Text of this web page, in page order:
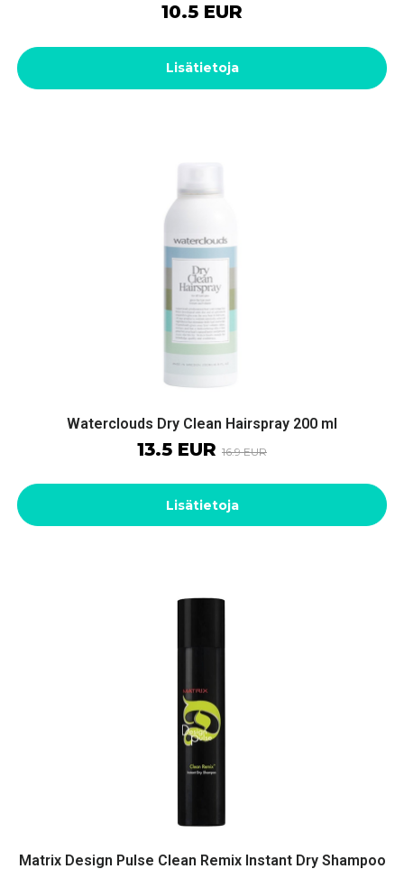
10.5 EUR
Lisätietoja
Waterclouds Dry Clean Hairspray 200 ml
13.5 EUR 16.9 EUR
Lisätietoja
Matrix Design Pulse Clean Remix Instant Dry Shampoo